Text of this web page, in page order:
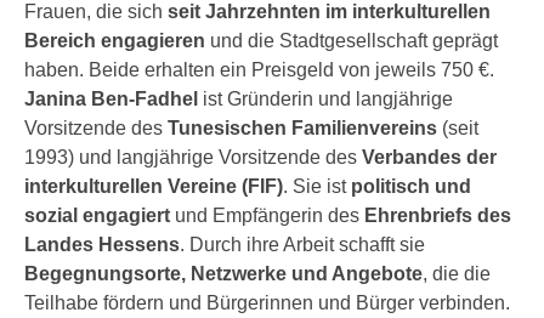
Frauen, die sich seit Jahrzehnten im interkulturellen
Bereich engagieren und die Stadtgesellschaft geprägt
haben. Beide erhalten ein Preisgeld von jeweils 750 €.
Janina Ben-Fadhel ist Gründerin und langjährige
Vorsitzende des Tunesischen Familienvereins (seit
1993) und langjährige Vorsitzende des Verbandes der
interkulturellen Vereine (FIF). Sie ist politisch und
sozial engagiert und Empfängerin des Ehrenbriefs des
Landes Hessens. Durch ihre Arbeit schafft sie
Begegnungsorte, Netzwerke und Angebote, die die
Teilhabe fördern und Bürgerinnen und Bürger verbinden.